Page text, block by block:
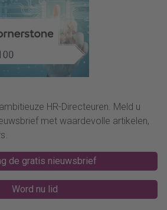
HR-Directeuren. Meld u
met waardevolle artikelen,
de gratis nieuwsbrief
Word nu lid